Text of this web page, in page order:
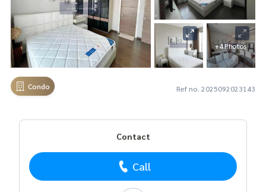
+4 Photos
Condo Ref no. 2025092023143
Contact
Call